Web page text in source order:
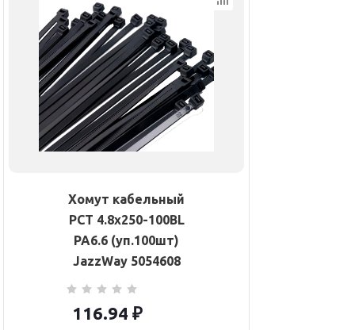
Хомут кабельный
PCT 4.8х250-100BL
PA6.6 (уп.100шт)
JazzWay 5054608
116.94 ₽